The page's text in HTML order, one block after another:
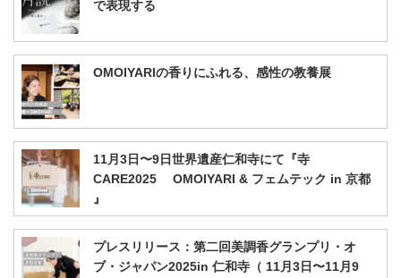
で表現する
OMOIYARIの香りにふれる、感性の教養展
11月3日〜9日世界遺産仁和寺にて『寺
CARE2025 OMOIYARI & フェムテック in 京都
』
プレスリリース：第二回美調香グランプリ・オ
ブ・ジャパン2025in 仁和寺（ 11月3日〜11月9